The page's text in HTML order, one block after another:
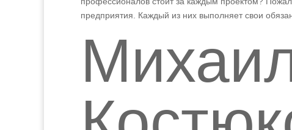
предприятия. Каждый из них выполняет свои